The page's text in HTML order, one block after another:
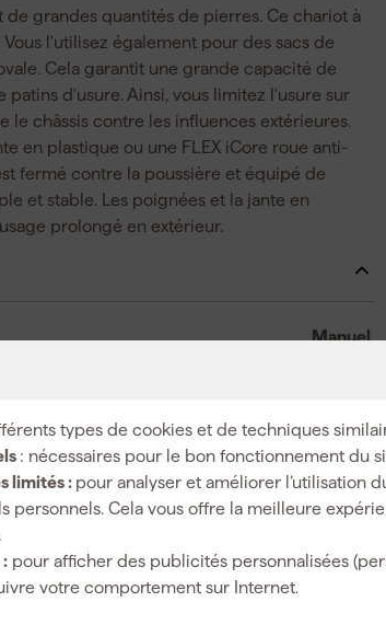
types de cookies et de techniques
: nécessaires pour le bon fonctionnement du
limités : pour analyser et améliorer l’utilisation
personnels. Cela vous offre la meilleure
pour afficher des publicités personnalisées
votre comportement sur Internet.
grandes quantités de pierres. Ce chariot à
l'utilisez également pour des sacs de
Cela garantit une grande capacité de
d'usure. Ainsi, vous limitez l'usure sur
le châssis contre les influences extérieures.
en plastique ou une FLEX iCore roue anti-
fermé contre la poussière et équipé de
et stable. Les poignées et la jante en
prolongé en extérieur.
Manuel
150 kg
Plastique